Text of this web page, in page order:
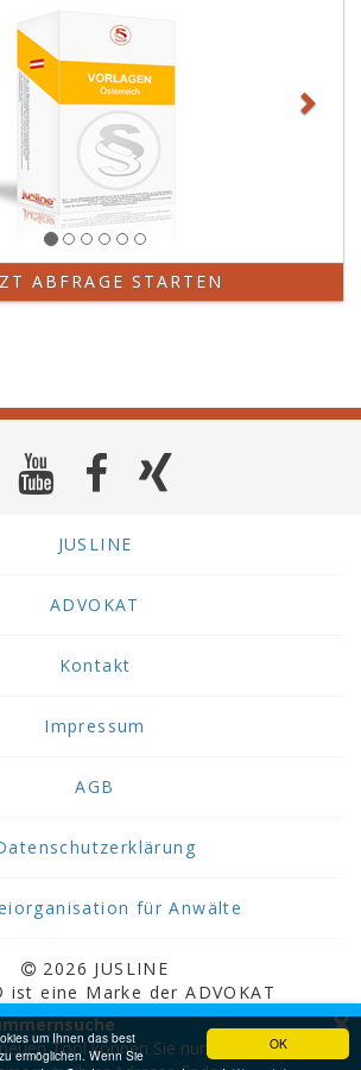
OK
um Ihnen das best
ermöglichen. Wenn Sie
ABFRAGE STARTEN
JUSLINE
ADVOKAT
Kontakt
Impressum
AGB
für Anwälte
2026 JUSLINE
ist eine Marke der ADVOKAT
Greiter & Greiter GmbH.
×
Tool können Sie nun